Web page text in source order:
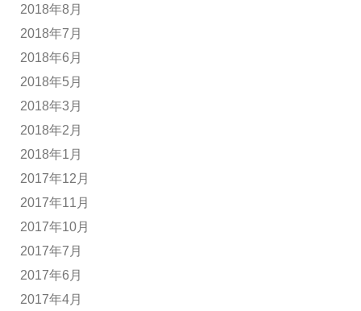
2018年8月
2018年7月
2018年6月
2018年5月
2018年3月
2018年2月
2018年1月
2017年12月
2017年11月
2017年10月
2017年7月
2017年6月
2017年4月